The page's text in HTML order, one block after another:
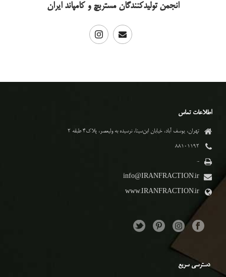
انجمن تولیدکنندگان مستربچ و کامپاند ایران
اطلاعات تماس
تهران، یوسف آباد، خیابان ابن‌سینا، نرسیده به ولیعصر، پلاک۴ طبقه ۲
۸۸۱۰۱۱۹۲
-
info@IRANFRACTION.ir
www.IRANFRACTION.ir
دسترسی سریع